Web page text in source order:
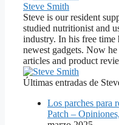
Steve Smith
Steve is our resident
studied nutritionist and
industry. In his free
newest gadgets. Now
articles and product
Últimas entradas de
Los parches para
Patch –